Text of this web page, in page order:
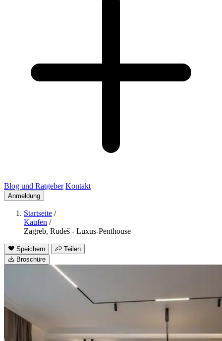
Blog und Ratgeber Kontakt
Anmeldung
Startseite /
Kaufen /
Zagreb, Rudeš - Luxus-Penthouse
Speichern
Teilen
Broschüre